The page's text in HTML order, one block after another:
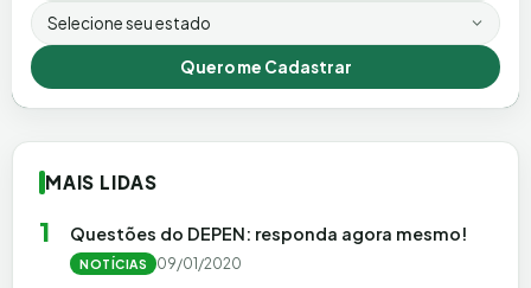
Estado
Quero me Cadastrar
MAIS LIDAS
1 Questões do DEPEN: responda agora mesmo!
NOTÍCIAS 09/01/2020